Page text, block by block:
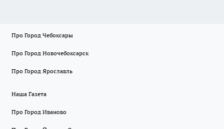
Про Город Чебоксары
Про Город Новочебоксарск
Про Город Ярославль
Наша Газета
Про Город Иваново